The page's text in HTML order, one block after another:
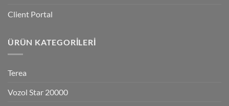
Client Portal
ÜRÜN KATEGORILERI
Terea
Vozol Star 20000